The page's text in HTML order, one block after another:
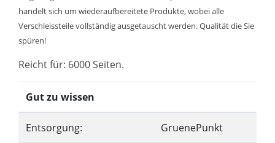
handelt sich um wiederaufbereitete Produkte, wobei alle
Verschleissteile vollständig ausgetauscht werden. Qualität die Sie
spüren!
Reicht für: 6000 Seiten.
Gut zu wissen
Entsorgung: GruenePunkt